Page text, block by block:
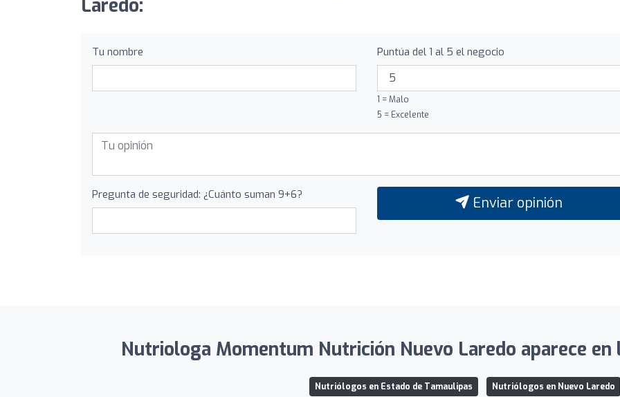
Laredo:
Tu nombre Puntúa del 1 al 5 el negocio
1 = Malo
5 = Excelente
Pregunta de seguridad: ¿Cuánto suman 9+6? Enviar opinión
Nutriologa Momentum Nutrición Nuevo Laredo aparece
Nutriólogos en Estado de Tamaulipas Nutriólogos en Nuevo Laredo